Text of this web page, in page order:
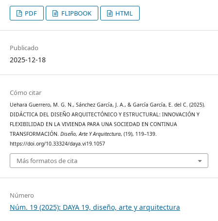
PDF FLIPBOOK HTML
Publicado
2025-12-18
Cómo citar
Uehara Guerrero, M. G. N., Sánchez García, J. A., & García García, E. del C. (2025).
DIDÁCTICA DEL DISEÑO ARQUITECTÓNICO Y ESTRUCTURAL: INNOVACIÓN Y
FLEXIBILIDAD EN LA VIVIENDA PARA UNA SOCIEDAD EN CONTINUA
TRANSFORMACIÓN. Diseño, Arte Y Arquitectura, (19), 119–139.
https://doi.org/10.33324/daya.vi19.1057
Más formatos de cita
Número
Núm. 19 (2025): DAYA 19, diseño, arte y arquitectura